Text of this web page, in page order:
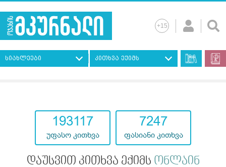
სიახლეები კითხვა ექიმს
193117
უფასო კითხვა
7247
ფასიანი კითხვა
დაუსვით კითხვა ექიმს ონლაინ